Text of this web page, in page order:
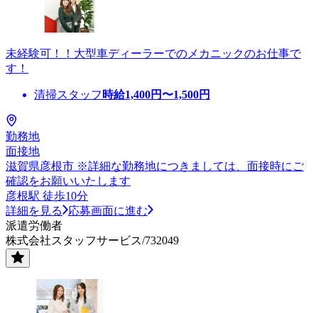
未経験可！！大型車ディーラーでのメカニックのお仕事で
す！
清掃スタッフ 時給1,400円〜1,500円
勤務地
面接地
滋賀県彦根市 ※詳細な勤務地につきましては、面接時にご
確認をお願いいたします
彦根駅 徒歩10分
詳細を見る
応募画面に進む
派遣労働者
株式会社スタッフサービス/732049